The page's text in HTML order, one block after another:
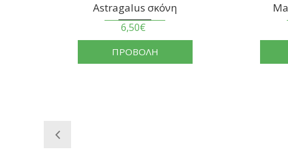
Maca Μακα σκόνη
2,80€
ΠΡΟΒΟΛΗ